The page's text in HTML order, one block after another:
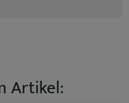
Artikel: